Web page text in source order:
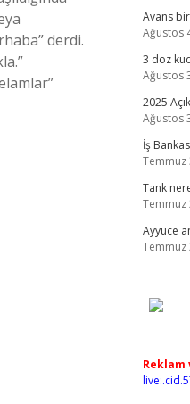
derdi.
Avans
Ağustos
3 doz
Ağustos
2025
Ağustos
İş
Temmuz
Tank
Temmuz
Ayyuce
Temmuz
Reklam